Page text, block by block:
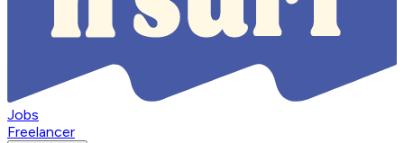
Jobs
Freelancer